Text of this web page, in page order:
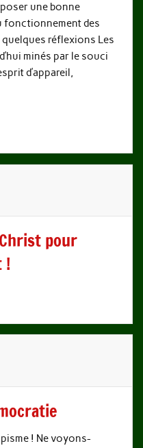
une bonne
fonctionnement des
quelques réflexions Les
minés par le souci
d’appareil,
pour
!
! Ne voyons-